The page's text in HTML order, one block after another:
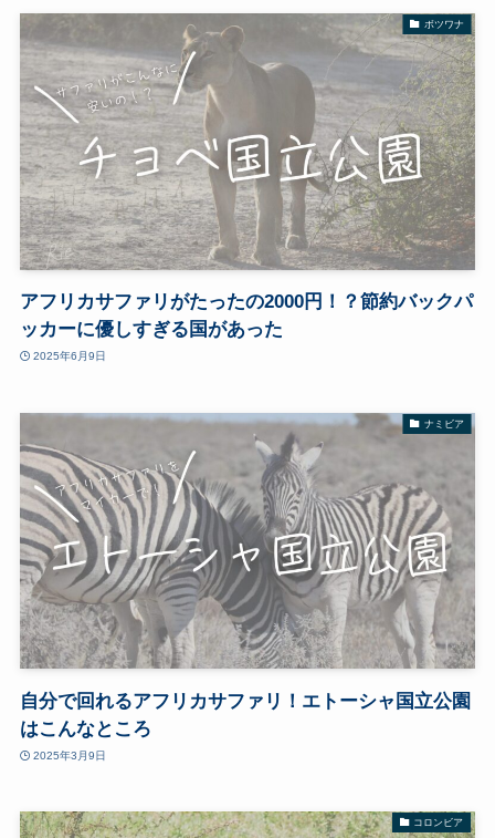
ボツワナ
アフリカサファリがたったの2000円！？節約バックパ
ッカーに優しすぎる国があった
2025年6月9日
ナミビア
自分で回れるアフリカサファリ！エトーシャ国立公園
はこんなところ
2025年3月9日
コロンビア